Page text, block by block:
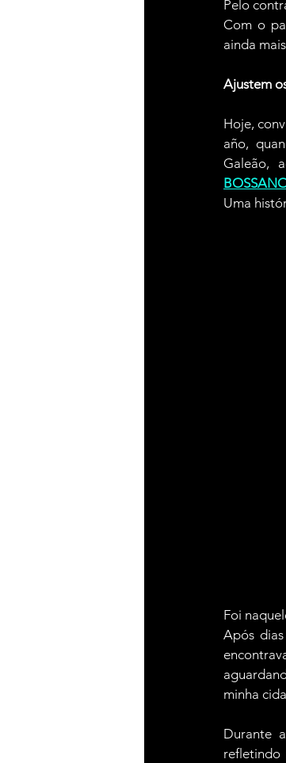
Pelo
Com o
ainda
Ajustem
Hoje,
año,
Uma
Foi
Após
minha
Durante
refletindo